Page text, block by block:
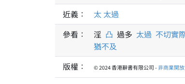
近義：
太 太過
參看：
淫 凸 過多 太過 不切實
猶不及
版權： © 2024 香港辭書有限公司 -非商業開